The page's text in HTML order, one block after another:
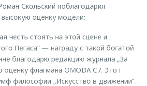
Скольский поблагодарил
высокую оценку модели:
честь стоять на этой сцене и
Пегаса“ — награду с такой богатой
благодарю редакцию журнала „За
оценку флагмана OMODA C7. Этот
философии „Искусство в движении“.